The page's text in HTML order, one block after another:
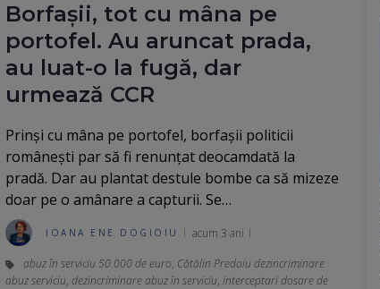
Borfașii, tot cu mâna pe
portofel. Au aruncat prada,
au luat-o la fugă, dar
urmează CCR
Prinși cu mâna pe portofel, borfașii politicii
românești par să fi renunțat deocamdată la
pradă. Dar au plantat destule bombe ca să mizeze
doar pe o amânare a capturii. Se…
IOANA ENE DOGIOIU acum 3 ani
abuz în serviciu 50.000 de euro, Cătălin Predoiu dezincriminare
abuz serviciu, dezincriminare abuz în serviciu, interceptari dosare de